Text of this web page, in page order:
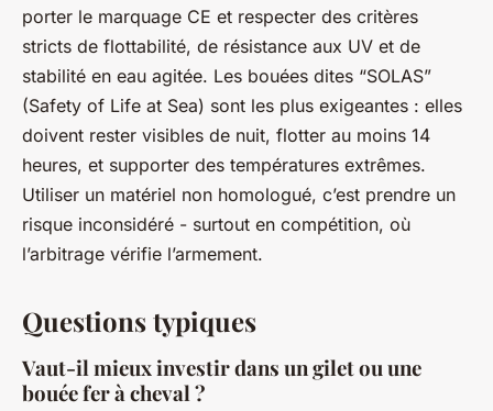
porter le marquage CE et respecter des critères
stricts de flottabilité, de résistance aux UV et de
stabilité en eau agitée. Les bouées dites “SOLAS”
(Safety of Life at Sea) sont les plus exigeantes : elles
doivent rester visibles de nuit, flotter au moins 14
heures, et supporter des températures extrêmes.
Utiliser un matériel non homologué, c’est prendre un
risque inconsidéré - surtout en compétition, où
l’arbitrage vérifie l’armement.
Questions typiques
Vaut-il mieux investir dans un gilet ou une
bouée fer à cheval ?